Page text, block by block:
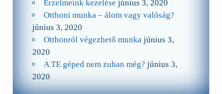
Érzelmeink kezelése június 3, 2020
Otthoni munka – álom vagy valóság?
június 3, 2020
Otthonról végezhető munka június 3,
2020
A TE géped nem zuhan még? június 3,
2020